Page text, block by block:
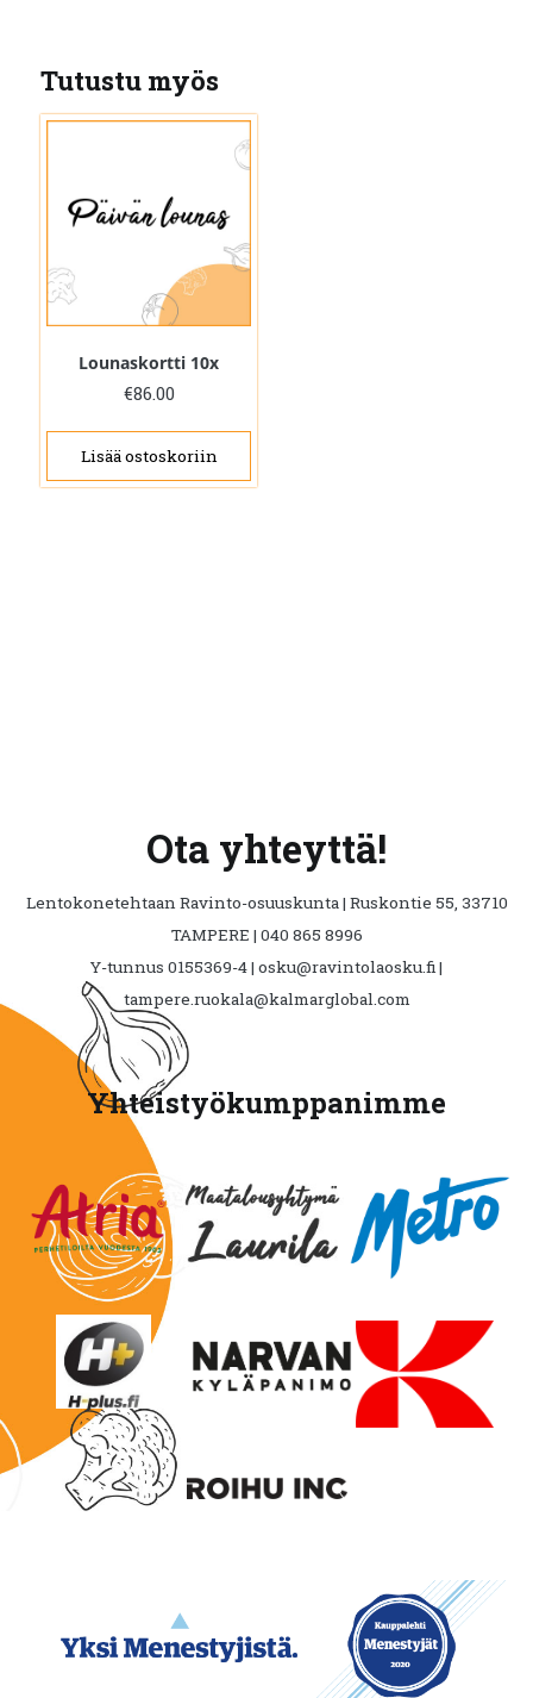
Tutustu myös
Lounaskortti 10x
€86.00
Lisää ostoskoriin
Ota yhteyttä!
Lentokonetehtaan Ravinto-osuuskunta | Ruskontie 55, 33710
TAMPERE | 040 865 8996
Y-tunnus 0155369-4 | osku@ravintolaosku.fi |
tampere.ruokala@kalmarglobal.com
Yhteistyökumppanimme